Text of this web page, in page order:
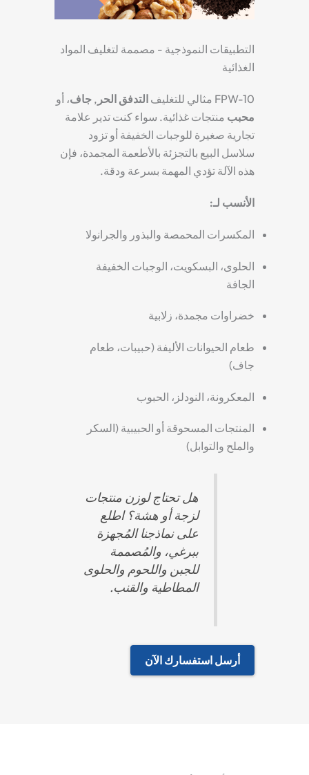
التطبيقات النموذجية - مصممة لتغليف المواد
الغذائية
FPW-10 مثالي للتغليف التدفق الحر , جاف، أو
محبب منتجات غذائية. سواء كنت تدير علامة
تجارية صغيرة للوجبات الخفيفة أو تزود
سلاسل البيع بالتجزئة بالأطعمة المجمدة، فإن
هذه الآلة تؤدي المهمة بسرعة ودقة.
الأنسب لـ:
المكسرات المحمصة والبذور والجرانولا
الحلوى، البسكويت، الوجبات الخفيفة
الجافة
خضراوات مجمدة، زلابية
طعام الحيوانات الأليفة (حبيبات، طعام
جاف)
المعكرونة، النودلز، الحبوب
المنتجات المسحوقة أو الحبيبية (السكر
والملح والتوابل)
هل تحتاج لوزن منتجات
لزجة أو هشة؟ اطلع
على نماذجنا المُجهزة
ببرغي، والمُصممة
للجبن واللحوم والحلوى
المطاطية والقنب.
أرسل استفسارك الآن